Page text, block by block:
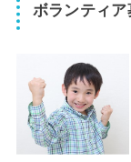
ボランティア